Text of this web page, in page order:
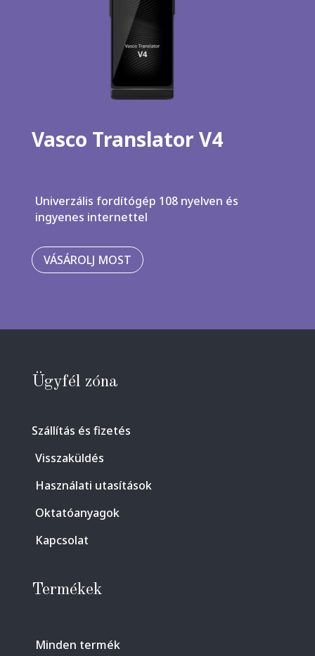
Vasco Translator V4
Univerzális fordítógép 108 nyelven és
ingyenes internettel
VÁSÁROLJ MOST
Ügyfél zóna
Szállítás és fizetés
Visszaküldés
Használati utasítások
Oktatóanyagok
Kapcsolat
Termékek
Minden termék